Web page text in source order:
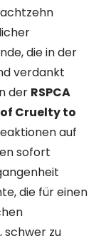
die in der
verdankt
der RSPCA
Cruelty to
auf
sofort
die für einen
schwer zu